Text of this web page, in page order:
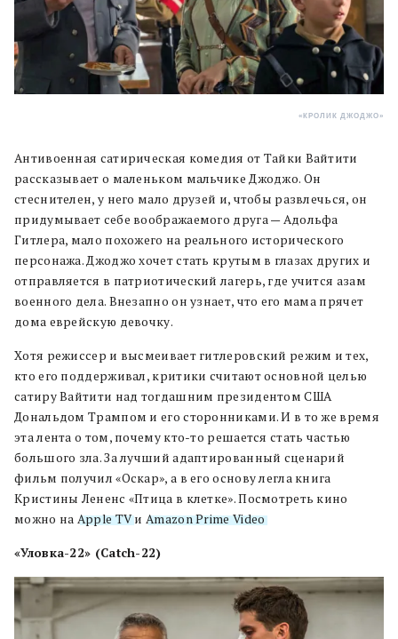
«КРОЛИК ДЖОДЖО»
Антивоенная сатирическая комедия от Тайки Вайтити
рассказывает о маленьком мальчике Джоджо. Он
стеснителен, у него мало друзей и, чтобы развлечься, он
придумывает себе воображаемого друга — Адольфа
Гитлера, мало похожего на реального исторического
персонажа. Джоджо хочет стать крутым в глазах других и
отправляется в патриотический лагерь, где учится азам
военного дела. Внезапно он узнает, что его мама прячет
дома еврейскую девочку.
Хотя режиссер и высмеивает гитлеровский режим и тех,
кто его поддерживал, критики считают основной целью
сатиру Вайтити над тогдашним президентом США
Дональдом Трампом и его сторонниками. И в то же время
эта лента о том, почему кто-то решается стать частью
большого зла. За лучший адаптированный сценарий
фильм получил «Оскар», а в его основу легла книга
Кристины Лененс «Птица в клетке». Посмотреть кино
можно на Apple TVиAmazon Prime Video.
«Уловка-22» (Catch-22)